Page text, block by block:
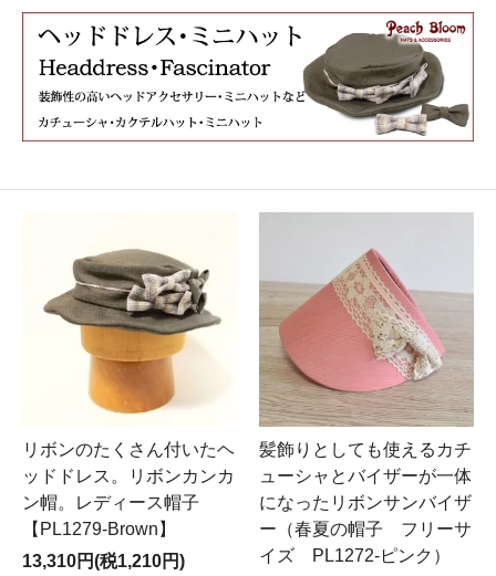
リボンのたくさん付いたヘ
ッドドレス。リボンカンカ
ン帽。レディース帽子
【PL1279-Brown】
13,310円(税1,210円)
髪飾りとしても使えるカチ
ューシャとバイザーが一体
になったリボンサンバイザ
ー（春夏の帽子 フリーサ
イズ PL1272-ピンク）